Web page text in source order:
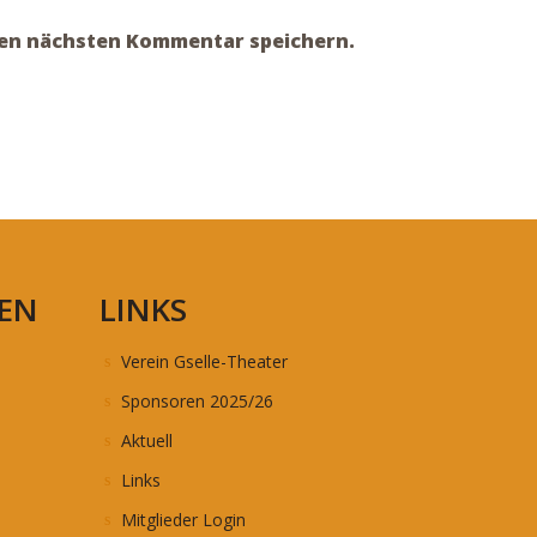
nächsten Kommentar speichern.
LINKS
Verein Gselle-Theater
Sponsoren 2025/26
Aktuell
Links
Mitglieder Login